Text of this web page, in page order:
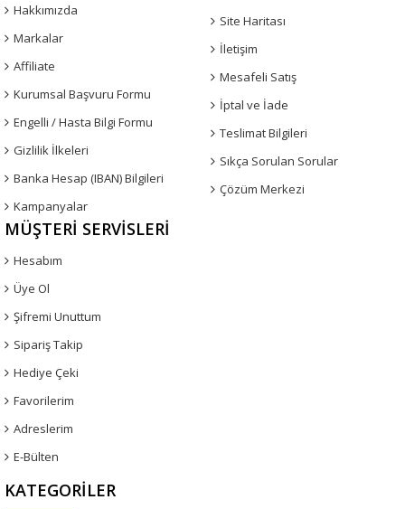
Hakkımızda
Markalar
Affiliate
Kurumsal Başvuru Formu
Engelli / Hasta Bilgi Formu
Gizlilik İlkeleri
Banka Hesap (IBAN) Bilgileri
Kampanyalar
Site Haritası
İletişim
Mesafeli Satış
İptal ve İade
Teslimat Bilgileri
Sıkça Sorulan Sorular
Çözüm Merkezi
MÜŞTERI SERVISLERI
Hesabım
Üye Ol
Şifremi Unuttum
Sipariş Takip
Hediye Çeki
Favorilerim
Adreslerim
E-Bülten
KATEGORILER